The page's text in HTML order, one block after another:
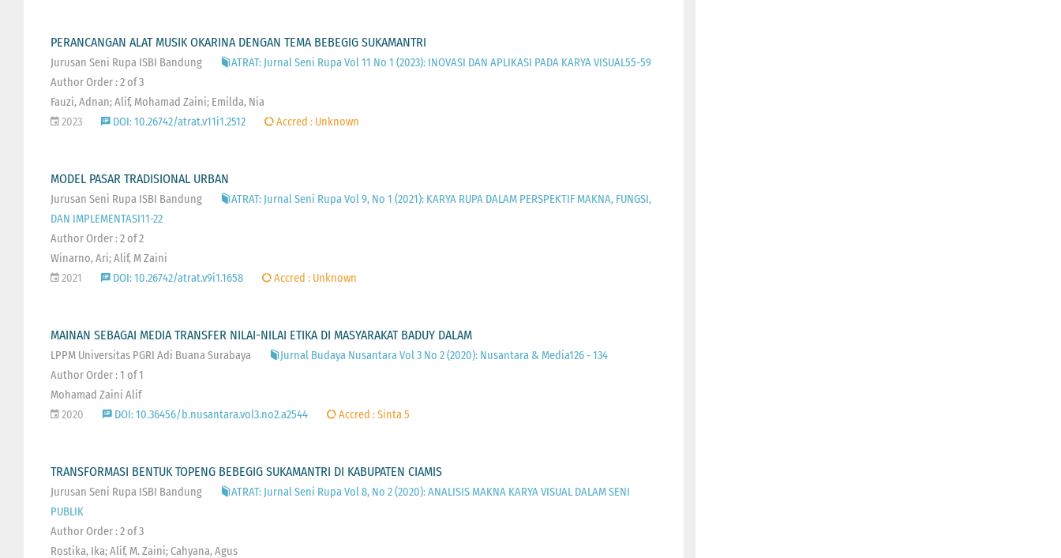
PERANCANGAN ALAT MUSIK OKARINA DENGAN TEMA BEBEGIG SUKAMANTRI
Jurusan Seni Rupa ISBI Bandung
ATRAT: Jurnal Seni Rupa Vol 11 No 1 (2023): INOVASI DAN APLIKASI PADA KARYA VISUAL55-59
Author Order : 2 of 3
Fauzi, Adnan; Alif, Mohamad Zaini; Emilda, Nia
2023
DOI: 10.26742/atrat.v11i1.2512 Accred : Unknown
MODEL PASAR TRADISIONAL URBAN
Jurusan Seni Rupa ISBI Bandung
ATRAT: Jurnal Seni Rupa Vol 9, No 1 (2021): KARYA RUPA DALAM PERSPEKTIF MAKNA, FUNGSI,
DAN IMPLEMENTASI11-22
Author Order : 2 of 2
Winarno, Ari; Alif, M Zaini
2021
DOI: 10.26742/atrat.v9i1.1658 Accred : Unknown
MAINAN SEBAGAI MEDIA TRANSFER NILAI-NILAI ETIKA DI MASYARAKAT BADUY DALAM
LPPM Universitas PGRI Adi Buana Surabaya
Jurnal Budaya Nusantara Vol 3 No 2 (2020): Nusantara & Media126 - 134
Author Order : 1 of 1
Mohamad Zaini Alif
2020
DOI: 10.36456/b.nusantara.vol3.no2.a2544 Accred : Sinta 5
TRANSFORMASI BENTUK TOPENG BEBEGIG SUKAMANTRI DI KABUPATEN CIAMIS
Jurusan Seni Rupa ISBI Bandung
ATRAT: Jurnal Seni Rupa Vol 8, No 2 (2020): ANALISIS MAKNA KARYA VISUAL DALAM SENI
PUBLIK
Author Order : 2 of 3
Rostika, Ika; Alif, M. Zaini; Cahyana, Agus